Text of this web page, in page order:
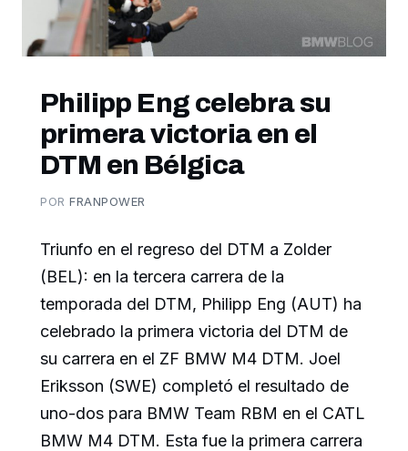
Philipp Eng celebra su
primera victoria en el
DTM en Bélgica
PORFRANPOWER
Triunfo en el regreso del DTM a Zolder
(BEL): en la tercera carrera de la
temporada del DTM, Philipp Eng (AUT) ha
celebrado la primera victoria del DTM de
su carrera en el ZF BMW M4 DTM. Joel
Eriksson (SWE) completó el resultado de
uno-dos para BMW Team RBM en el CATL
BMW M4 DTM. Esta fue la primera carrera